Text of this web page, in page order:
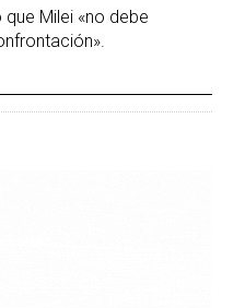
Milei «no debe